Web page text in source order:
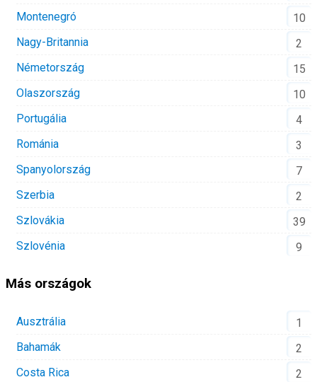
Montenegró
10
Nagy-Britannia
2
Németország
15
Olaszország
10
Portugália
4
Románia
3
Spanyolország
7
Szerbia
2
Szlovákia
39
Szlovénia
9
Más országok
Ausztrália
1
Bahamák
2
Costa Rica
2